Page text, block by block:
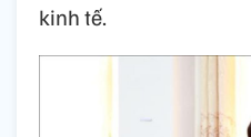
kinh tế.